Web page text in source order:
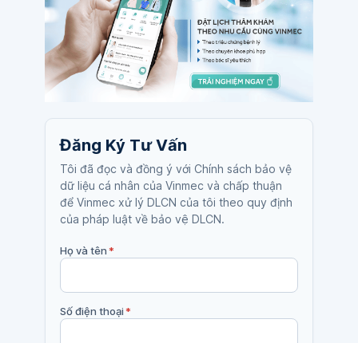
Đăng Ký Tư Vấn
Tôi đã đọc và đồng ý với Chính sách bảo vệ
dữ liệu cá nhân của Vinmec và chấp thuận
để Vinmec xử lý DLCN của tôi theo quy định
của pháp luật về bảo vệ DLCN.
Họ và tên*
Số điện thoại*